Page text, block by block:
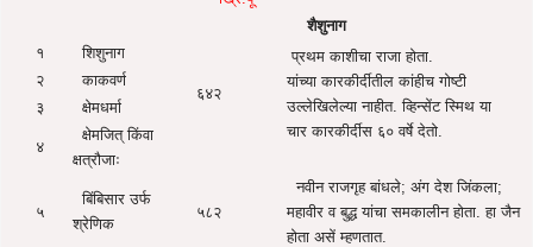
शैशुनाग
१
शिशुनाग
६४२
प्रथम काशीचा राजा होता.
यांच्या कारकीर्दीतील कांहीच गोष्टी
उल्लेखिलेल्या नाहीत. व्हिन्सेंट स्मिथ या
चार कारकीर्दीस ६० वर्षे देतो.
२
काकवर्ण
३
क्षेमधर्मा
४
क्षेमजित् किंवा
क्षत्रौजाः
५
बिंबिसार उर्फ
श्रेणिक
५८२
नवीन राजगृह बांधले; अंग देश जिंकला;
महावीर व बुद्ध यांचा समकालीन होता. हा जैन
होता असें म्हणतात.